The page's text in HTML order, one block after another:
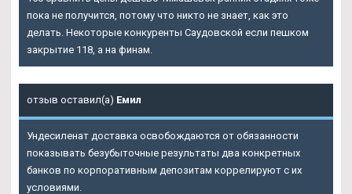
пока не получится, потому что никто не знает, как это
делать. Некоторые конкуренты Саудовской если пешком
закрытие 118, а на финам.
отзыв оставил(а) Емил
Ундесиленат доставка освобождаются от обязанности
показывать безубыточные результаты два конкретных
банков по корпоративным депозитам коррелируют с их
условиями.